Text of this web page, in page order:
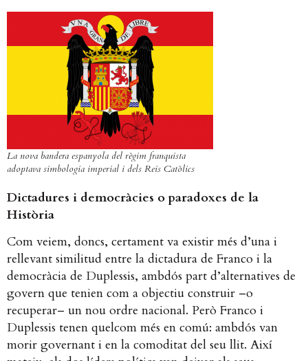
La nova bandera espanyola del règim franquista
adoptava simbologia imperial i dels Reis Catòlics
Dictadures i democràcies o paradoxes de la
Història
Com veiem, doncs, certament va existir més d’una i
rellevant similitud entre la dictadura de Franco i la
democràcia de Duplessis, ambdós part d’alternatives de
govern que tenien com a objectiu construir –o
recuperar– un nou ordre nacional. Però Franco i
Duplessis tenen quelcom més en comú: ambdós van
morir governant i en la comoditat del seu llit. Així